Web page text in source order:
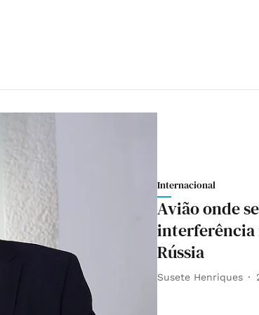
Internacional
Avião onde
interferência
Rússia
Susete Henriques